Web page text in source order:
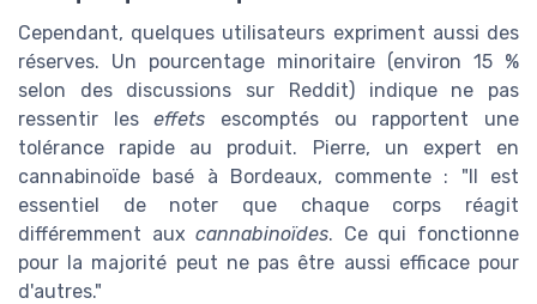
Cependant, quelques utilisateurs expriment aussi des
réserves. Un pourcentage minoritaire (environ 15 %
selon des discussions sur Reddit) indique ne pas
ressentir leseffets escomptés ou rapportent une
tolérance rapide au produit. Pierre, un expert en
cannabinoïde basé à Bordeaux, commente : "Il est
essentiel de noter que chaque corps réagit
différemment auxcannabinoïdes. Ce qui fonctionne
pour la majorité peut ne pas être aussi efficace pour
d'autres."